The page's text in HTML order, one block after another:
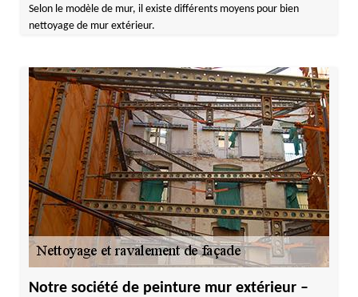
Selon le modèle de mur, il existe différents moyens pour bien
nettoyage de mur extérieur.
Notre société de peinture mur extérieur –